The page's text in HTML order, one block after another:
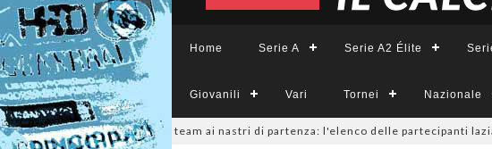
Home Serie A Serie A2 Élite
Giovanili Vari Tornei Nazionale
sono 14 i team ai nastri di partenza: l'elenco delle partecipanti laziali 06/